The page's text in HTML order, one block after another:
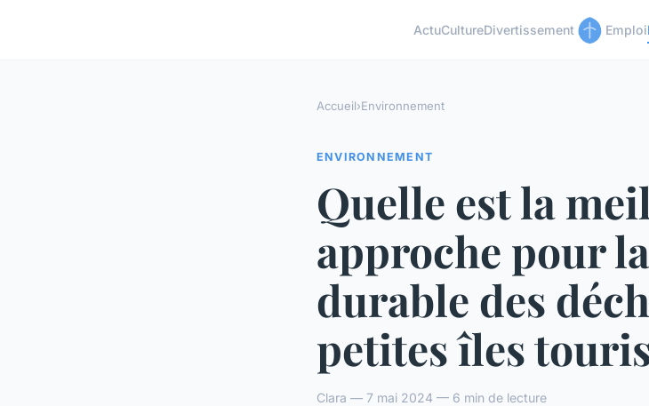
ActuCultureDivertissement Emploi
Accueil›Environnement
ENVIRONNEMENT
Quelle est la
approche pour
durable des
petites îles
Clara — 7 mai 2024 — 6 min de lecture